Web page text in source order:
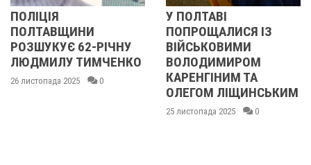
ПОПРОЩАЛИСЯ ІЗ
ВІЙСЬКОВИМИ
ВОЛОДИМИРОМ
КАРЕНГІНИМ ТА
ОЛЕГОМ ЛІЩИНСЬКИМ
БІЙЦЯМИ
ІВАЩЕНКОМ,
ДМИТРОМ